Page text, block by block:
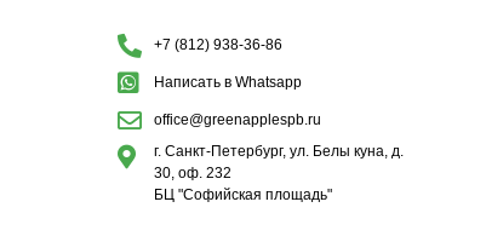
+7 (812) 938-36-86
Написать в Whatsapp
office@greenapplespb.ru
г. Санкт-Петербург, ул. Белы куна, д.
30, оф. 232
БЦ "Софийская площадь"